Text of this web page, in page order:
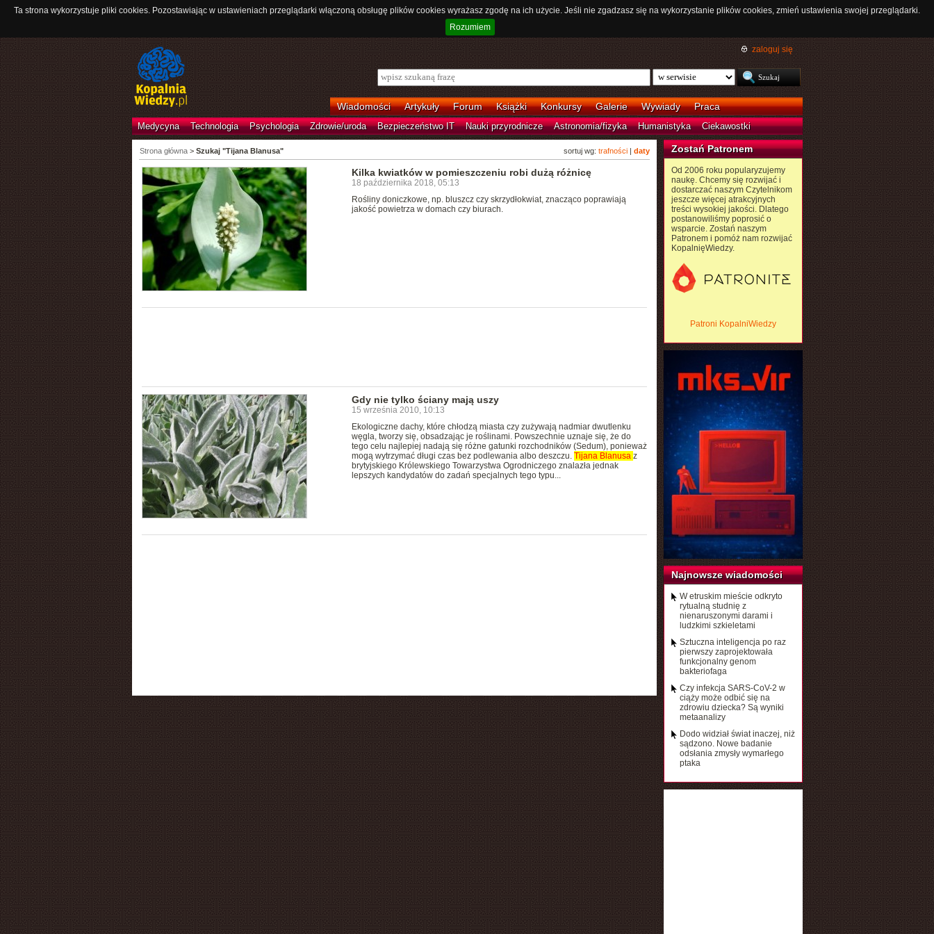
Ta strona wykorzystuje pliki cookies. Pozostawiając w ustawieniach przeglądarki włączoną obsługę plików cookies wyrażasz zgodę na ich użycie. Jeśli nie zgadzasz się na wykorzystanie plików cookies, zmień ustawienia swojej przeglądarki.
Rozumiem
zaloguj się
Wiadomości Artykuły Forum Książki Konkursy Galerie Wywiady Praca
Medycyna Technologia Psychologia Zdrowie/uroda Bezpieczeństwo IT Nauki przyrodnicze Astronomia/fizyka Humanistyka Ciekawostki
sortuj wg: trafności| daty
Strona główna> Szukaj "Tijana Blanusa"
Kilka kwiatków w pomieszczeniu robi dużą różnicę
18 października 2018, 05:13
Rośliny doniczkowe, np. bluszcz czy skrzydłokwiat, znacząco poprawiają
jakość powietrza w domach czy biurach.
Gdy nie tylko ściany mają uszy
15 września 2010, 10:13
Ekologiczne dachy, które chłodzą miasta czy zużywają nadmiar dwutlenku
węgla, tworzy się, obsadzając je roślinami. Powszechnie uznaje się, że do
tego celu najlepiej nadają się różne gatunki rozchodników (Sedum), ponieważ
mogą wytrzymać długi czas bez podlewania albo deszczu. Tijana Blanusa z
brytyjskiego Królewskiego Towarzystwa Ogrodniczego znalazła jednak
lepszych kandydatów do zadań specjalnych tego typu...
Zostań Patronem
Od 2006 roku popularyzujemy
naukę. Chcemy się rozwijać i
dostarczać naszym Czytelnikom
jeszcze więcej atrakcyjnych
treści wysokiej jakości. Dlatego
postanowiliśmy poprosić o
wsparcie. Zostań naszym
Patronem i pomóż nam rozwijać
KopalnięWiedzy.
Patroni KopalniWiedzy
Najnowsze wiadomości
W etruskim mieście odkryto
rytualną studnię z
nienaruszonymi darami i
ludzkimi szkieletami
Sztuczna inteligencja po raz
pierwszy zaprojektowała
funkcjonalny genom
bakteriofaga
Czy infekcja SARS-CoV-2 w
ciąży może odbić się na
zdrowiu dziecka? Są wyniki
metaanalizy
Dodo widział świat inaczej, niż
sądzono. Nowe badanie
odsłania zmysły wymarłego
ptaka